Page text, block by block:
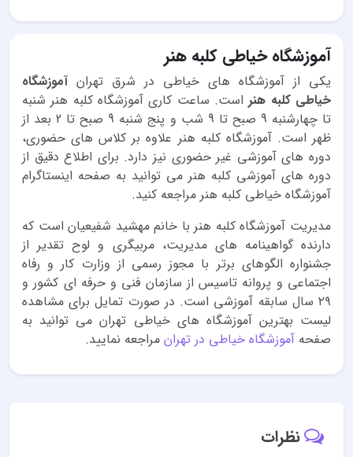
آموزشگاه خیاطی کلبه هنر
یکی از آموزشگاه های خیاطی در شرق تهران آموزشگاه
خیاطی کلبه هنراست. ساعت کاری آموزشگاه کلبه هنر شنبه
تا چهارشنبه 9 صبح تا 9 شب و پنج شنبه 9 صبح تا 2 بعد از
ظهر است. آموزشگاه کلبه هنر علاوه بر کلاس های حضوری،
دوره های آموزشی غیر حضوری نیز دارد. برای اطلاع دقیق از
دوره های آموزشی کلبه هنر می توانید به صفحه اینستاگرام
آموزشگاه خیاطی کلبه هنر مراجعه کنید.
مدیریت آموزشگاه کلبه هنر با خانم مهشید شفیعیان است که
دارنده گواهینامه های مدیریت، مربیگری و لوح تقدیر از
جشنواره الگوهای برتر با مجوز رسمی از وزارت کار و رفاه
اجتماعی و پروانه تاسیس از سازمان فنی و حرفه ای کشور و
۲۹ سال سابقه آموزشی است. در صورت تمایل برای مشاهده
لیست بهترین آموزشگاه های خیاطی تهران می توانید به
صفحه آموزشگاه خیاطی در تهران مراجعه نمایید.
نظرات